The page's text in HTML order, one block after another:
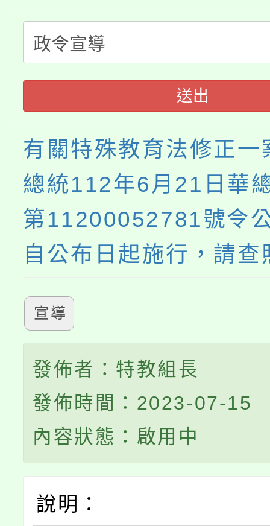
視費優惠，中低收入戶
半價優惠，詳情可洽有
者。
份教師增能研習
大溪自造教育及科技中
份教師研習
淨零綠生活教案入校路
會115年食農教育專業人
程
送出
有關特殊教育法修正一
總統112年6月21日華
第11200052781號令
自公布日起施行，請查
宣導
發佈者：特教組長
發佈時間：2023-07-15
內容狀態：啟用中
說明：